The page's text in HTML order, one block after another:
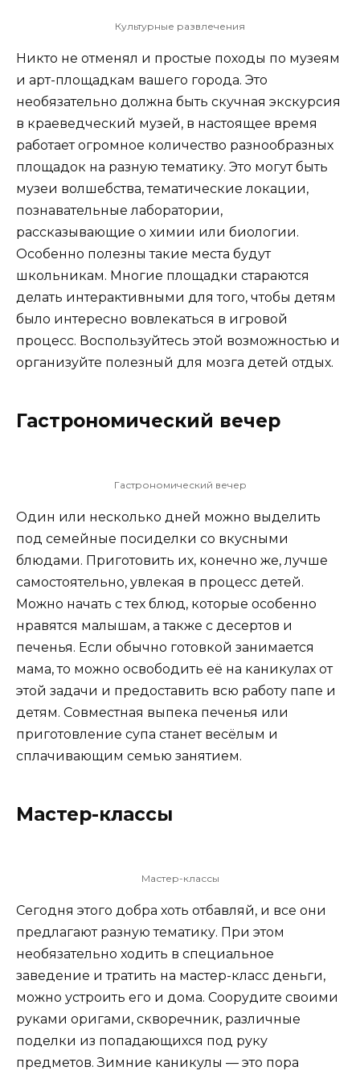
Культурные развлечения
Никто не отменял и простые походы по музеям
и арт-площадкам вашего города. Это
необязательно должна быть скучная экскурсия
в краеведческий музей, в настоящее время
работает огромное количество разнообразных
площадок на разную тематику. Это могут быть
музеи волшебства, тематические локации,
познавательные лаборатории,
рассказывающие о химии или биологии.
Особенно полезны такие места будут
школьникам. Многие площадки стараются
делать интерактивными для того, чтобы детям
было интересно вовлекаться в игровой
процесс. Воспользуйтесь этой возможностью и
организуйте полезный для мозга детей отдых.
Гастрономический вечер
Гастрономический вечер
Один или несколько дней можно выделить
под семейные посиделки со вкусными
блюдами. Приготовить их, конечно же, лучше
самостоятельно, увлекая в процесс детей.
Можно начать с тех блюд, которые особенно
нравятся малышам, а также с десертов и
печенья. Если обычно готовкой занимается
мама, то можно освободить её на каникулах от
этой задачи и предоставить всю работу папе и
детям. Совместная выпека печенья или
приготовление супа станет весёлым и
сплачивающим семью занятием.
Мастер-классы
Мастер-классы
Сегодня этого добра хоть отбавляй, и все они
предлагают разную тематику. При этом
необязательно ходить в специальное
заведение и тратить на мастер-класс деньги,
можно устроить его и дома. Соорудите своими
руками оригами, скворечник, различные
поделки из попадающихся под руку
предметов. Зимние каникулы — это пора